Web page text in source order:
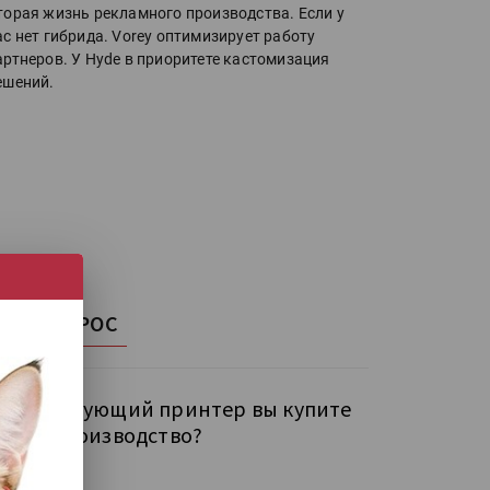
жизнь рекламного производства. Если у
нет гибрида. Vorey оптимизирует работу
У Hyde в приоритете кастомизация
НАШ ОПРОС
следующий принтер вы купите
на производство?
УФ